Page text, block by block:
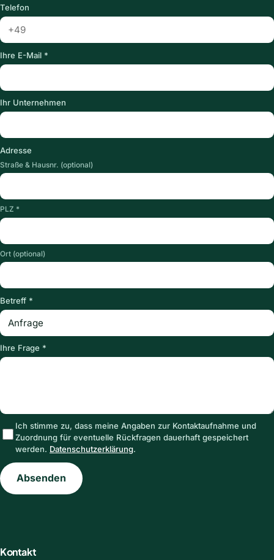
Telefon
Ihre E-Mail *
Ihr Unternehmen
Adresse
Straße & Hausnr. (optional)
PLZ *
Ort (optional)
Betreff *
Ihre Frage *
Ich stimme zu, dass meine Angaben zur Kontaktaufnahme und
Zuordnung für eventuelle Rückfragen dauerhaft gespeichert
werden. Datenschutzerklärung.
Absenden
Kontakt